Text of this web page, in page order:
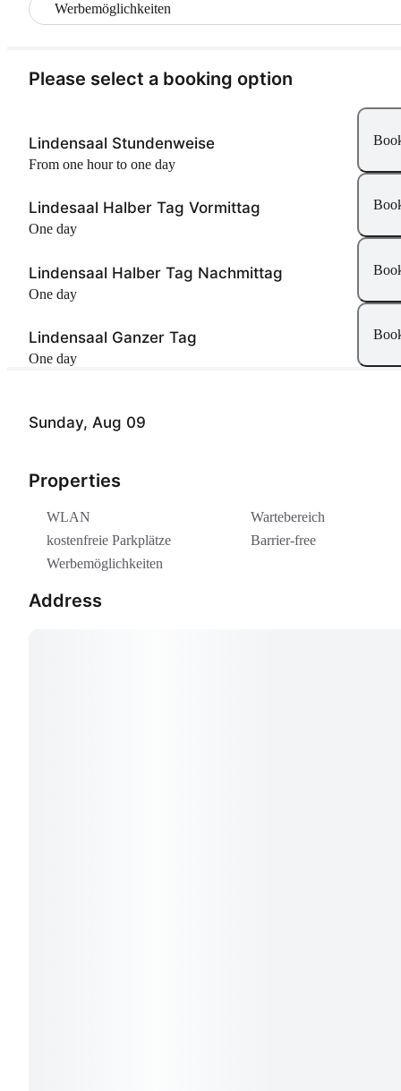
Werbemöglichkeiten
Sunday, Aug 09
Properties
WLAN
Wartebereich
kostenfreie Parkplätze
Barrier-free
Werbemöglichkeiten
Address
Please select a booking option
Lindensaal Stundenweise
From one hour to one day
Lindesaal Halber Tag Vormittag
One day
Lindensaal Halber Tag Nachmittag
One day
Lindensaal Ganzer Tag
One day